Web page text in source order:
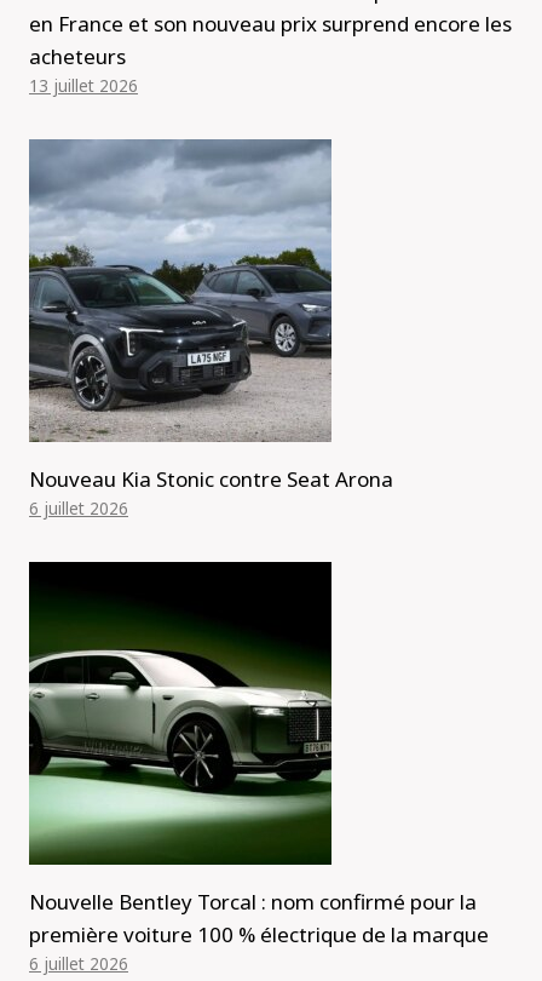
en France et son nouveau prix surprend encore les
acheteurs
13 juillet 2026
Nouveau Kia Stonic contre Seat Arona
6 juillet 2026
Nouvelle Bentley Torcal : nom confirmé pour la
première voiture 100 % électrique de la marque
6 juillet 2026